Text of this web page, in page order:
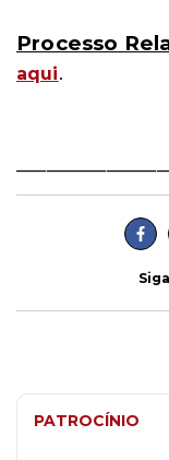
Processo
aqui.
PATROCÍNIO